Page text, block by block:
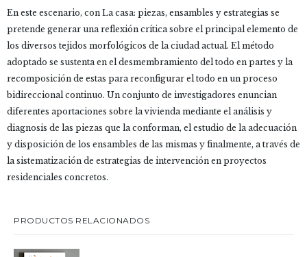
En este escenario, con La casa: piezas, ensambles y estrategias se
pretende generar una reflexión crítica sobre el principal elemento de
los diversos tejidos morfológicos de la ciudad actual. El método
adoptado se sustenta en el desmembramiento del todo en partes y la
recomposición de estas para reconfigurar el todo en un proceso
bidireccional continuo. Un conjunto de investigadores enuncian
diferentes aportaciones sobre la vivienda mediante el análisis y
diagnosis de las piezas que la conforman, el estudio de la adecuación
y disposición de los ensambles de las mismas y finalmente, a través de
la sistematización de estrategias de intervención en proyectos
residenciales concretos.
PRODUCTOS RELACIONADOS